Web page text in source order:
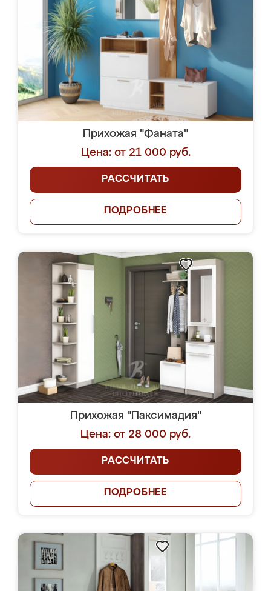
Прихожая "Фаната"
Цена: от 21 000 руб.
РАССЧИТАТЬ
ПОДРОБНЕЕ
Прихожая "Паксимадия"
Цена: от 28 000 руб.
РАССЧИТАТЬ
ПОДРОБНЕЕ